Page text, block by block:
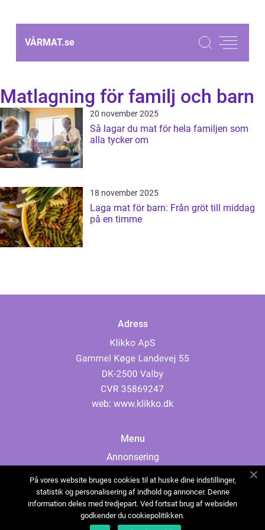
VÅRMAT.se
Matlagning för familj och barn
20 november 2025
Så lagar du mat för hela familjen som
alla tycker om
18 november 2025
Laga mat för barn: Från gröt till middag
på en timme
Adress
web: www.klikko.dk
Menu
Annonsering
Cookies
Kontakta oss
Sitemap
På vores website bruges cookies til at huske dine indstillinger,
statistik og personalisering af indhold og annoncer. Denne
information deles med tredjepart. Ved fortsat brug af websiden
godkender du cookiepolitikken.